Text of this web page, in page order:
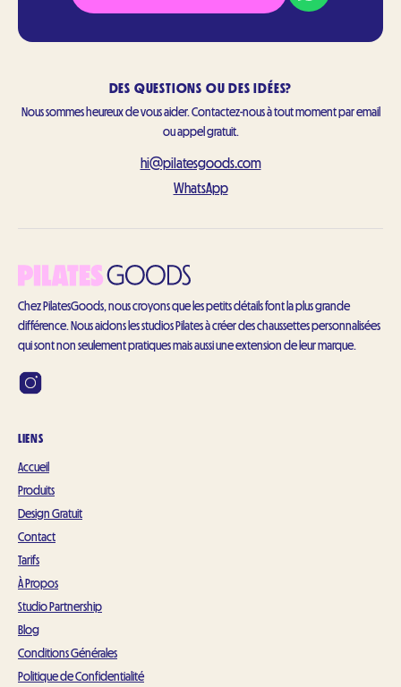
DES QUESTIONS OU DES IDÉES?
Nous sommes heureux de vous aider. Contactez-nous à tout moment par email
ou appel gratuit.
hi@pilatesgoods.com
WhatsApp
Chez PilatesGoods, nous croyons que les petits détails font la plus grande
différence. Nous aidons les studios Pilates à créer des chaussettes personnalisées
qui sont non seulement pratiques mais aussi une extension de leur marque.
LIENS
Accueil
Produits
Design Gratuit
Contact
Tarifs
À Propos
Studio Partnership
Blog
Conditions Générales
Politique de Confidentialité